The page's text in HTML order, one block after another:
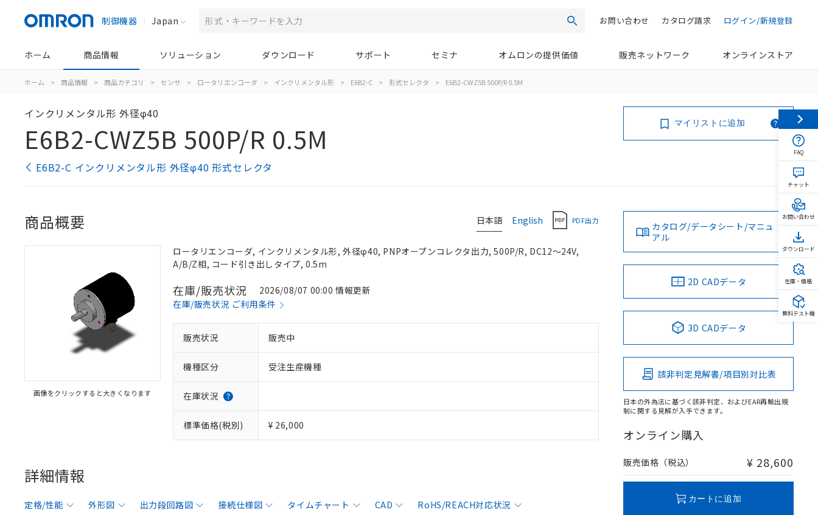
制御機器 Japan 検索 ログイン/新規登録
カタログ請求
お問い合わせ
ホーム 商品情報 ソリューション ダウンロード サポート セミナ オムロンの提供価値 販売ネットワーク オンラインストア
ホーム > 商品情報 > 商品カテゴリ > センサ > ロータリエンコーダ > インクリメンタル形 > E6B2-C > 形式セレクタ > E6B2-CWZ5B 500P/R 0.5M
インクリメンタル形 外径φ40
E6B2-CWZ5B 500P/R 0.5M
E6B2-C インクリメンタル形 外径φ40 形式セレクタ
マイリストに追加
日本語 English PDF出力
商品概要
画像をクリックすると大きくなります
ロータリエンコーダ, インクリメンタル形, 外径φ40, PNPオープンコレクタ出力, 500P/R, DC12～24V,
A/B/Z相, コード引き出しタイプ, 0.5m
在庫/販売状況
2026/08/07 00:00 情報更新
在庫/販売状況 ご利用条件
販売状況 販売中
機種区分 受注生産機種
在庫状況
標準価格(税別) ¥ 26,000
詳細情報
定格/性能 外形図 出力段回路図 接続仕様図 タイムチャート CAD
RoHS/REACH対応状況
カタログ/データシート/マニュ
アル
2D CADデータ
3D CADデータ
該非判定見解書/項目別対比表
日本の外為法に基づく該非判定、およびEAR再輸出規
制に関する見解が入手できます。
オンライン購入
販売価格（税込） ¥ 28,600
カートに追加
FAQ
チャット
お問い合わせ
ダウンロード
在庫・価格
無料テスト機